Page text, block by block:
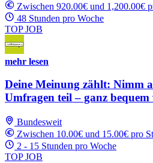
Zwischen 920.00€ und 1,200.00€
48 Stunden pro Woche
TOP JOB
mehr lesen
Deine Meinung zählt: Nimm
Umfragen teil – ganz bequem
Bundesweit
Zwischen 10.00€ und 15.00€ pro
2 - 15 Stunden pro Woche
TOP JOB